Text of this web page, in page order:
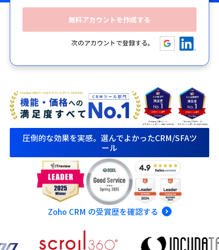
次のアカウントで登録する。
圧倒的な効果を実感。選んでよかったCRM/SFAツ
ール
Zoho CRM の受賞歴を確認する